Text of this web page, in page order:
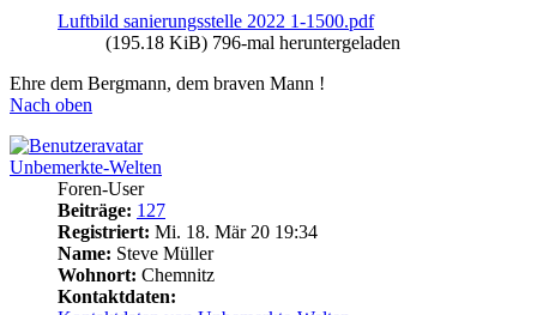
Luftbild sanierungsstelle 2022 1-1500.pdf
(195.18 KiB) 796-mal heruntergeladen
Ehre dem Bergmann, dem braven Mann !
Nach oben
Unbemerkte-Welten
Foren-User
Beiträge: 127
Registriert: Mi. 18. Mär 20 19:34
Name: Steve Müller
Wohnort: Chemnitz
Kontaktdaten: